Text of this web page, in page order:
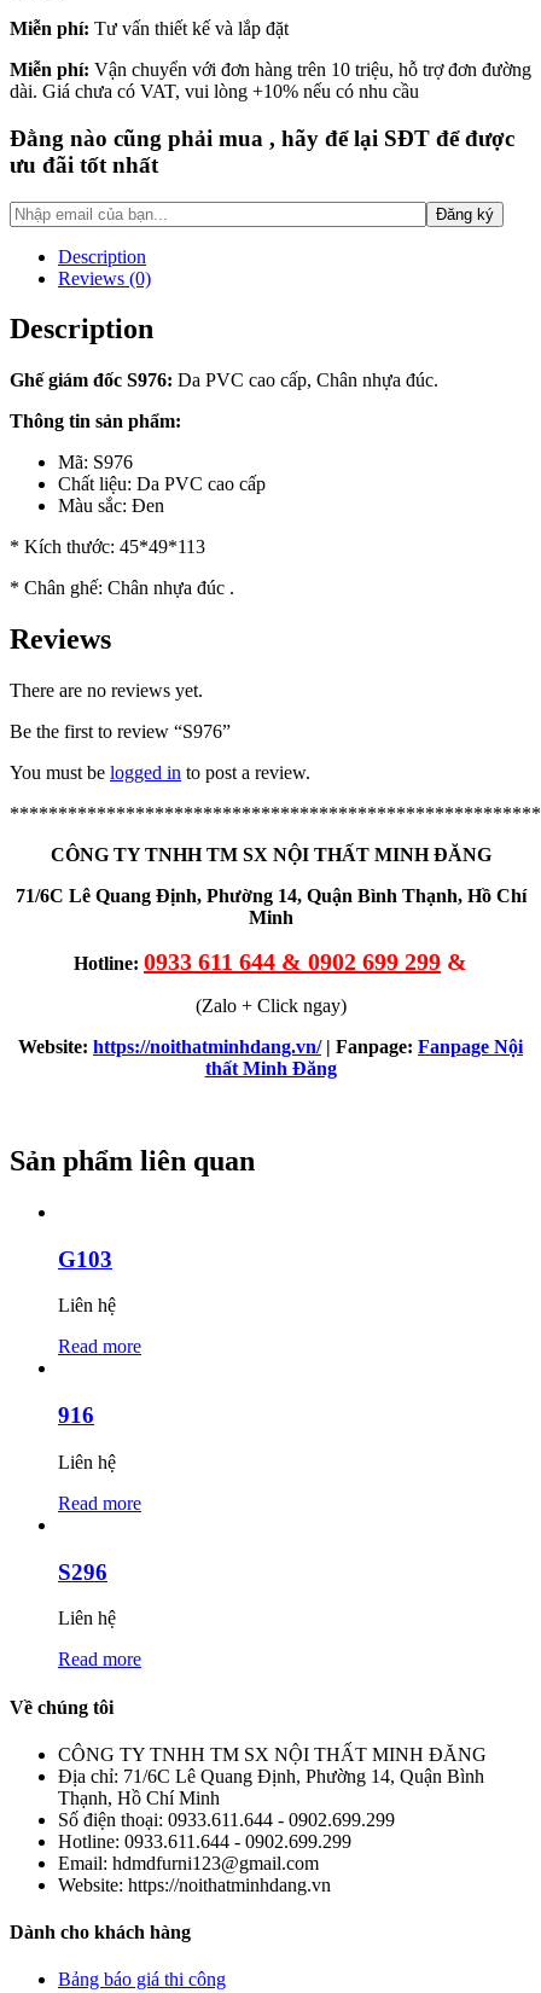
Miễn phí: Tư vấn thiết kế và lắp đặt
Miễn phí: Vận chuyển với đơn hàng trên 10 triệu, hỗ trợ đơn đường
dài. Giá chưa có VAT, vui lòng +10% nếu có nhu cầu
Đằng nào cũng phải mua , hãy để lại SĐT để được
ưu đãi tốt nhất
Description
Reviews (0)
Description
Ghế giám đốc S976: Da PVC cao cấp, Chân nhựa đúc.
Thông tin sản phẩm:
Mã: S976
Chất liệu: Da PVC cao cấp
Màu sắc: Đen
* Kích thước: 45*49*113
* Chân ghế: Chân nhựa đúc .
Reviews
There are no reviews yet.
Be the first to review “S976”
You must be logged in to post a review.
CÔNG TY TNHH TM SX NỘI THẤT MINH ĐĂNG
71/6C Lê Quang Định, Phường 14, Quận Bình Thạnh, Hồ Chí
Minh
Hotline: 0933 611 644 & 0902 699 299 &
(Zalo + Click ngay)
Website: https://noithatminhdang.vn/ | Fanpage: Fanpage Nội
thất Minh Đăng
Sản phẩm liên quan
G103
Liên hệ
Read more
916
Liên hệ
Read more
S296
Liên hệ
Read more
Về chúng tôi
CÔNG TY TNHH TM SX NỘI THẤT MINH ĐĂNG
Địa chỉ: 71/6C Lê Quang Định, Phường 14, Quận Bình
Thạnh, Hồ Chí Minh
Số điện thoại: 0933.611.644 - 0902.699.299
Hotline: 0933.611.644 - 0902.699.299
Email: hdmdfurni123@gmail.com
Website: https://noithatminhdang.vn
Dành cho khách hàng
Bảng báo giá thi công